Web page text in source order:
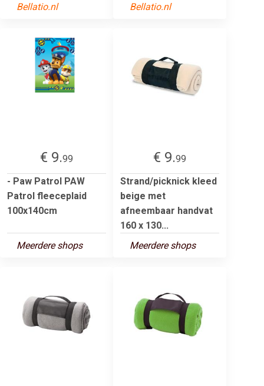
Bellatio.nl Bellatio.nl
€ 9.99
- Paw Patrol PAW
Patrol fleeceplaid
100x140cm
Meerdere shops
€ 9.99
Strand/picknick kleed
beige met
afneembaar handvat
160 x 130...
Meerdere shops